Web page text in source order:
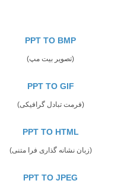
PPT TO BMP
(تصویر بیت مپ)
PPT TO GIF
(فرمت تبادل گرافیکی)
PPT TO HTML
(زبان نشانه گذاری فرا متنی)
PPT TO JPEG